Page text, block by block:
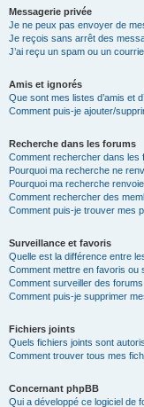
Messagerie privée
Je ne peux pas envoyer de
Je reçois sans arrêt des
J’ai reçu un spam ou un
Amis et ignorés
Que sont mes listes d’amis et
Comment puis-je ajouter/
Recherche dans les forums
Comment rechercher dans les
Pourquoi ma recherche ne
Pourquoi ma recherche
Comment rechercher des
Comment puis-je trouver mes
Surveillance et favoris
Quelle est la différence entre
Comment mettre en favoris ou
Comment surveiller des
Comment puis-je supprimer
Fichiers joints
Quels fichiers joints sont
Comment trouver tous mes
Concernant phpBB
Qui a développé ce logiciel de